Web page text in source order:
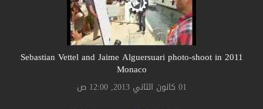
2011 Sebastian Vettel and Jaime Alguersuari photo-shoot in
Monaco
01 كانون الثاني 2013, 12:00 ص